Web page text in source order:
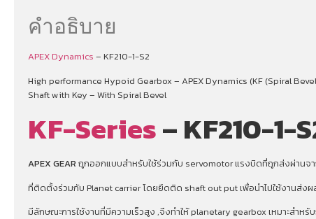
คำอธิบาย
APEX Dynamics – KF210-1-S2
High performance Hypoid Gearbox – APEX Dynamics (KF (Spiral
Shaft with Key – With Spiral Bevel
KF-Series– KF210-1-
APEX GEAR ถูกออกแบบสำหรับใช้ร่วมกับ servomotor แรงบิดที่ถูกส่งผ่านจ
ที่ติดตั้งร่วมกับ Planet carrier โดยยึดติด shaft out put เพื่อนําไปใช้งานส่ง
มีลักษณะการใช้งานที่มีความเร็วสูง ,จึงทําให้ planetary gearbox เหมาะสำห